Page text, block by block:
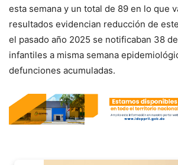
esta semana y un total de 89 en lo que
resultados evidencian reducción de
el pasado año 2025 se notificaban 38
infantiles a misma semana
defunciones acumuladas.